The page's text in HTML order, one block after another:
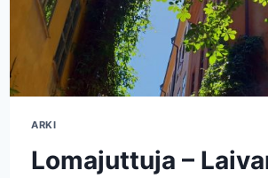
ARKI
Lomajuttuja –